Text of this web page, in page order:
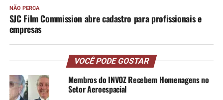
NÃO PERCA
SJC Film Commission abre cadastro para profissionais e
empresas
VOCÊ PODE GOSTAR
Membros do INVOZ Recebem Homenagens no
Setor Aeroespacial